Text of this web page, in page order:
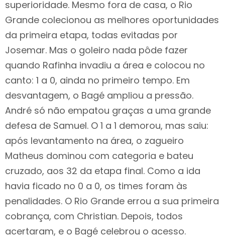
superioridade. Mesmo fora de casa, o Rio
Grande colecionou as melhores oportunidades
da primeira etapa, todas evitadas por
Josemar. Mas o goleiro nada pôde fazer
quando Rafinha invadiu a área e colocou no
canto: 1 a 0, ainda no primeiro tempo. Em
desvantagem, o Bagé ampliou a pressão.
André só não empatou graças a uma grande
defesa de Samuel. O 1 a 1 demorou, mas saiu:
após levantamento na área, o zagueiro
Matheus dominou com categoria e bateu
cruzado, aos 32 da etapa final. Como a ida
havia ficado no 0 a 0, os times foram às
penalidades. O Rio Grande errou a sua primeira
cobrança, com Christian. Depois, todos
acertaram, e o Bagé celebrou o acesso.